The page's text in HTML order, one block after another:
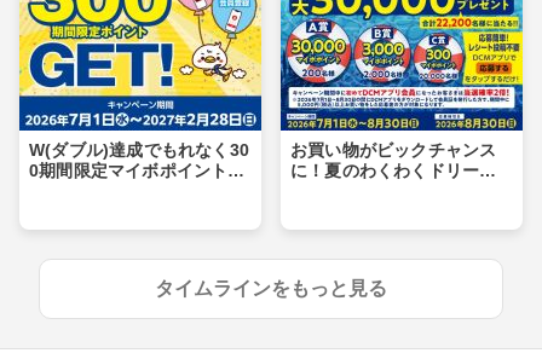
W(ダブル)達成でもれなく30
0期間限定マイボポイントG
お買い物がビックチャンス
に！夏のわくわくドリーム
タイムラインをもっと見る